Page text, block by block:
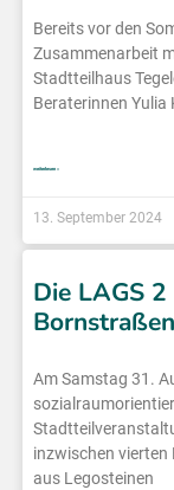
Bereits vor den
Zusammenarbeit
Stadtteilhaus
Beraterinnen Yulia
weiterlesen »
13. September 2024
Die LAGS
Am Samstag 31.
inzwischen
aus Legosteinen